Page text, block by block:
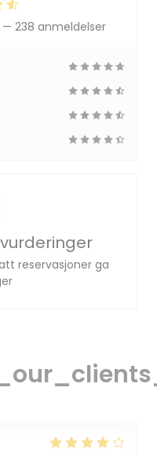
— 238 anmeldelser
reservasjoner ga